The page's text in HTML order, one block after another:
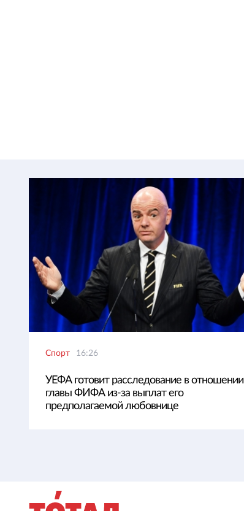
Спорт 16:26
УЕФА готовит расследование в отношении
главы ФИФА из-за выплат его
предполагаемой любовнице